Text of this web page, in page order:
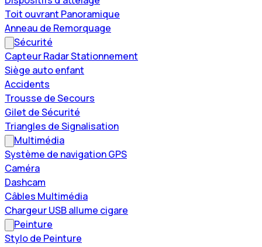
Toit ouvrant Panoramique
Anneau de Remorquage
Sécurité
Capteur Radar Stationnement
Siège auto enfant
Accidents
Trousse de Secours
Gilet de Sécurité
Triangles de Signalisation
Multimédia
Système de navigation GPS
Caméra
Dashcam
Câbles Multimédia
Chargeur USB allume cigare
Peinture
Stylo de Peinture